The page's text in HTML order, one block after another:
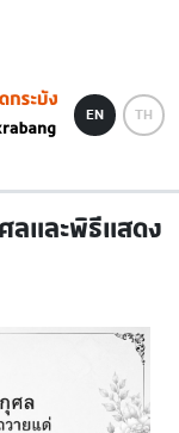
EN TH
ลและพิธีแสดง